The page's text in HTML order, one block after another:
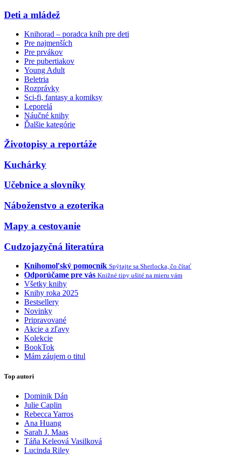
Deti a mládež
Knihorad – poradca kníh pre deti
Pre najmenších
Pre prvákov
Pre pubertiakov
Young Adult
Beletria
Rozprávky
Sci-fi, fantasy a komiksy
Leporelá
Náučné knihy
Ďalšie kategórie
Životopisy a reportáže
Kuchárky
Učebnice a slovníky
Náboženstvo a ezoterika
Mapy a cestovanie
Cudzojazyčná literatúra
Knihomoľský pomocník Spýtajte sa Sherlocka, čo čítať
Odporúčame pre vás Knižné tipy ušité na mieru vám
Všetky knihy
Knihy roka 2025
Bestsellery
Novinky
Pripravované
Akcie a zľavy
Kolekcie
BookTok
Mám záujem o titul
Top autori
Dominik Dán
Julie Caplin
Rebecca Yarros
Ana Huang
Sarah J. Maas
Táňa Keleová Vasilková
Lucinda Riley